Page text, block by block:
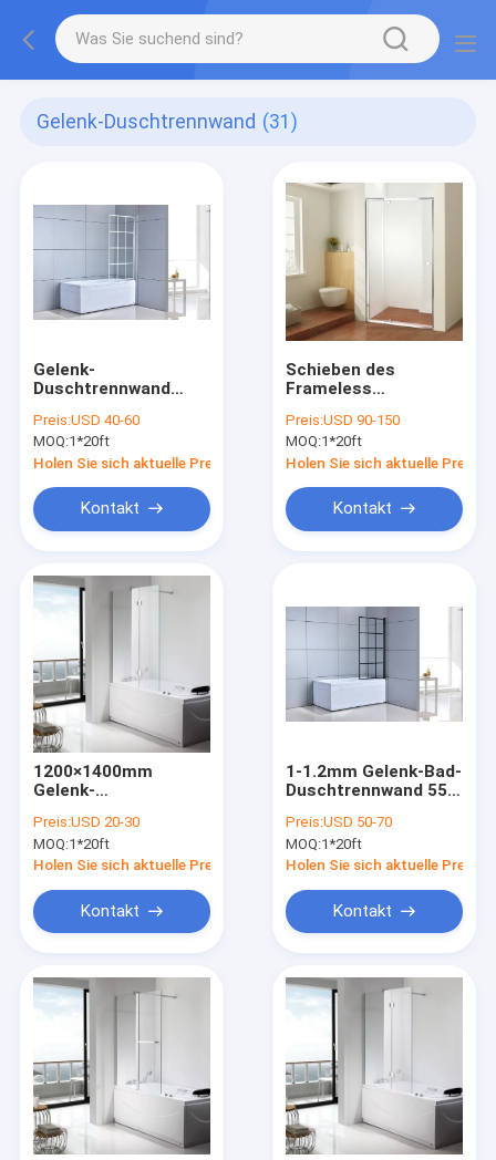
Gelenk-Duschtrennwand (31)
Gelenk-
Duschtrennwand
800x1400mm
Preis:USD 40-60
MOQ:1*20ft
Holen Sie sich aktuelle Preis
Kontakt
Schieben des
Frameless
der Gelenk-Duschtür-
900mm
Preis:USD 90-150
MOQ:1*20ft
Holen Sie sich aktuelle Preis
Kontakt
1200×1400mm
Gelenk-
Bad-Klarglas
Preis:USD 20-30
MOQ:1*20ft
Holen Sie sich aktuelle Preis
Kontakt
1-1.2mm Gelenk-Bad-
Duschtrennwand 55"“
X31
Preis:USD 50-70
MOQ:1*20ft
Holen Sie sich aktuelle Preis
Kontakt